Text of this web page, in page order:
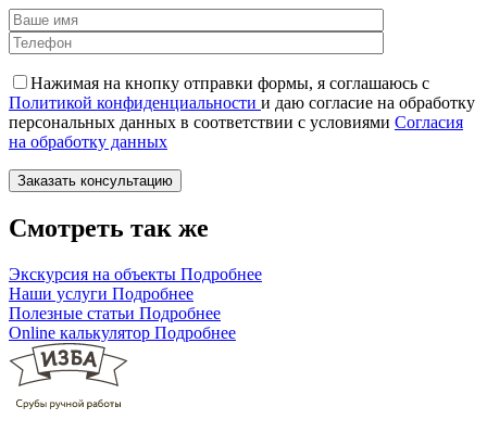
Нажимая на кнопку отправки формы, я соглашаюсь с
Политикой конфиденциальности и даю согласие на обработку
персональных данных в соответствии с условиями Согласия
на обработку данных
Смотреть так же
Экскурсия на объекты Подробнее
Наши услуги Подробнее
Полезные статьи Подробнее
Online калькулятор Подробнее